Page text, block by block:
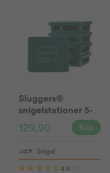
Sluggers®
snigelstationer 5-
pack
129,90 Köp
Snigel
4.9